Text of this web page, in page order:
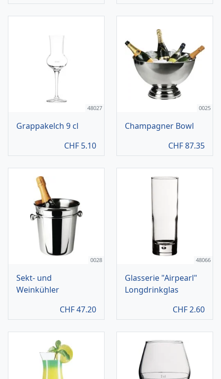
48027
Grappakelch 9 cl
CHF 5.10
0025
Champagner Bowl
CHF87.35
0028
Sekt- und
Weinkühler
CHF47.20
48066
Glasserie "Airpearl"
Longdrinkglas
CHF2.60